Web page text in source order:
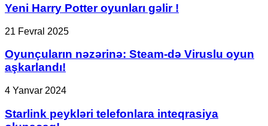
Təminatı
Yaradır
Potter
oyunları
gəlir
!
Yeni Harry Potter oyunları gəlir !
Oyunçuların
Steam-
də
Viruslu
oyun
aşkarlandı!
21 Fevral 2025
Oyunçuların nəzərinə: Steam-də Viruslu oyun
aşkarlandı!
Starlink
telefonlara
inteqrasiya
4 Yanvar 2024
Starlink peykləri telefonlara inteqrasiya